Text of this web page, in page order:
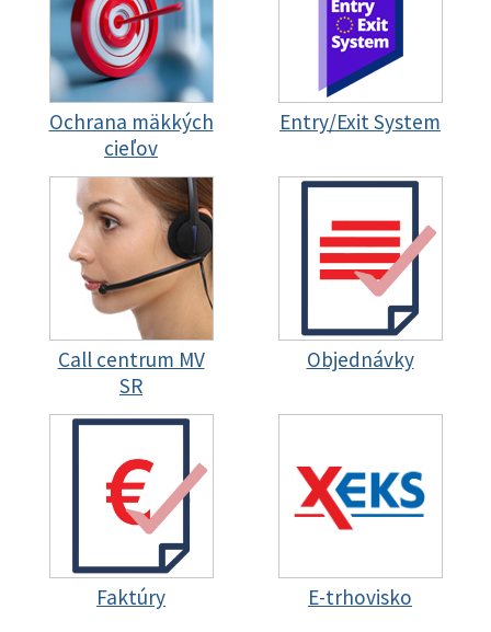
Ochrana mäkkých
cieľov
Entry/Exit System
Call centrum MV
SR
Objednávky
Faktúry E-trhovisko